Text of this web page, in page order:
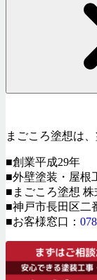
まごころ塗想は
■創業平成29年
■外壁塗装・屋根
■まごころ塗想 株
■神戸市長田区二
■お客様窓口：